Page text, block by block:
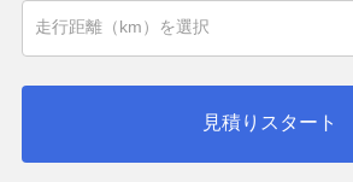
見積りスタート